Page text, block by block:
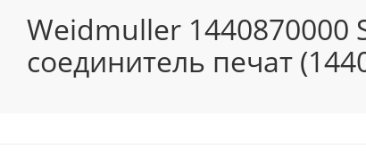
Weidmuller 1440870000
соединитель печат